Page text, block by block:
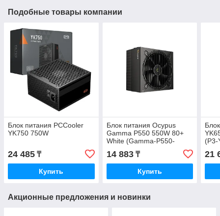
Подобные товары компании
Блок питания PCCooler
YK750 750W
24 485 ₸
Купить
Блок питания Ocypus
Gamma P550 550W 80+
White (Gamma-P550-
W1HDBK024X-EU)
14 883₸
Купить
(P3-
21
Акционные предложения и новинки